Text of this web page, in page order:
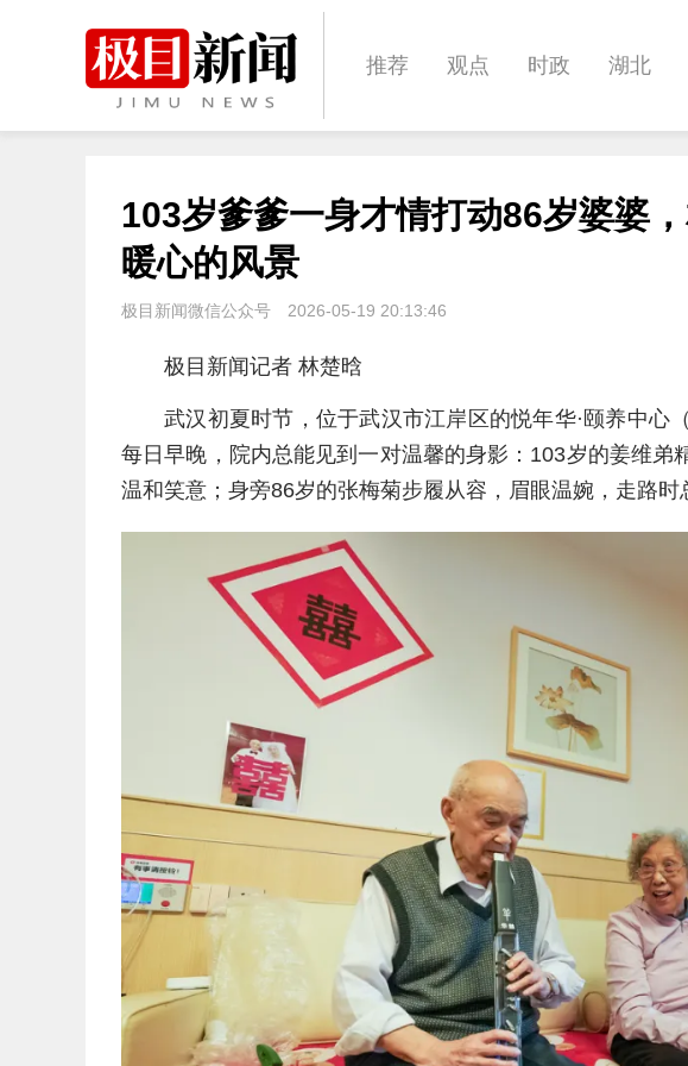
推荐 观点 时政 湖北
体育 娱乐 影像 帅作文
103岁爹爹一身才情打动86岁婆婆
暖心的风景
极目新闻微信公众号 2026-05-19 20:13:46
极目新闻记者 林楚晗
武汉初夏时节，位于武汉市江岸区的悦年华·颐养中心
每日早晚，院内总能见到一对温馨的身影：103岁的姜维
温和笑意；身旁86岁的张梅菊步履从容，眉眼温婉，走路时